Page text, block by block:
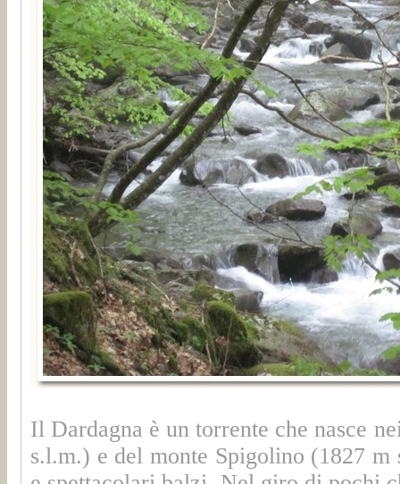
Il Dardagna è un torrente che nasce
s.l.m.) e del monte Spigolino (1827